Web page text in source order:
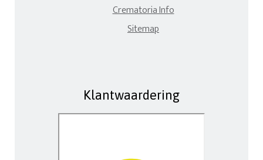
Crematoria Info
Sitemap
Klantwaardering